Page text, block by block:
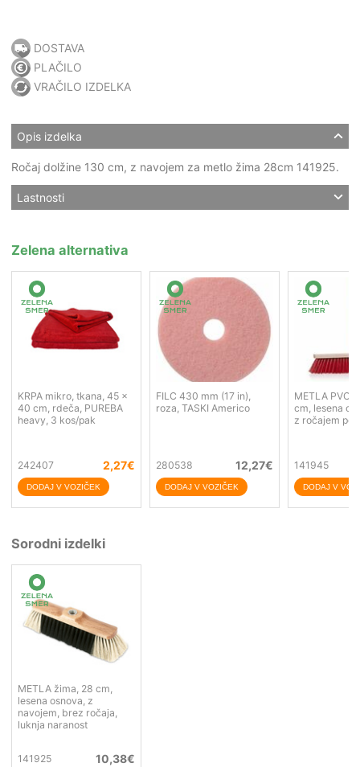
DOSTAVA
PLAČILO
VRAČILO IZDELKA
Opis izdelka
Ročaj dolžine 130 cm, z navojem za metlo žima 28cm 141925.
Lastnosti
Zelena alternativa
KRPA mikro, tkana, 45 x
40 cm, rdeča, PUREBA
heavy, 3 kos/pak
242407 2,27€
FILC 430 mm (17 in),
roza, TASKI Americo
280538 12,27€
METLA PVC,
cm, lesena
z ročajem
141945
Sorodni izdelki
METLA žima, 28 cm,
lesena osnova, z
navojem, brez ročaja,
luknja naranost
141925 10,38€